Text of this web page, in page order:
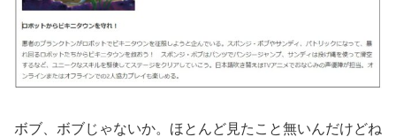
ボブ、ボブじゃないか。ほとんど見たこと無いんだけどね